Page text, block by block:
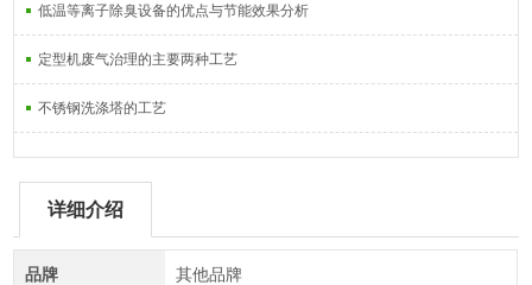
低温等离子除臭设备的优点与节能效果分析
定型机废气治理的主要两种工艺
不锈钢洗涤塔的工艺
详细介绍
品牌 其他品牌